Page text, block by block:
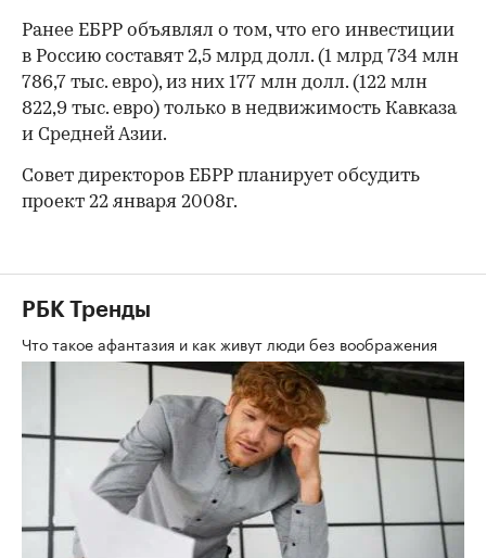
Ранее ЕБРР объявлял о том, что его инвестиции
в Россию составят 2,5 млрд долл. (1 млрд 734 млн
786,7 тыс. евро), из них 177 млн долл. (122 млн
822,9 тыс. евро) только в недвижимость Кавказа
и Средней Азии.
Совет директоров ЕБРР планирует обсудить
проект 22 января 2008г.
РБК Тренды
Что такое афантазия и как живут люди без воображения